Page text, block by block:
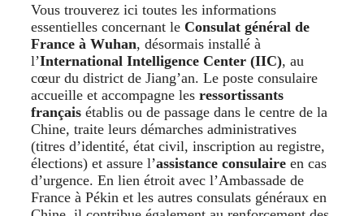
Vous trouverez ici toutes les informations
essentielles concernant le Consulat général de
France à Wuhan, désormais installé à
l’International Intelligence Center (IIC), au
cœur du district de Jiang’an. Le poste consulaire
accueille et accompagne les ressortissants
français établis ou de passage dans le centre de la
Chine, traite leurs démarches administratives
(titres d’identité, état civil, inscription au registre,
élections) et assure l’assistance consulaire en cas
d’urgence. En lien étroit avec l’Ambassade de
France à Pékin et les autres consulats généraux en